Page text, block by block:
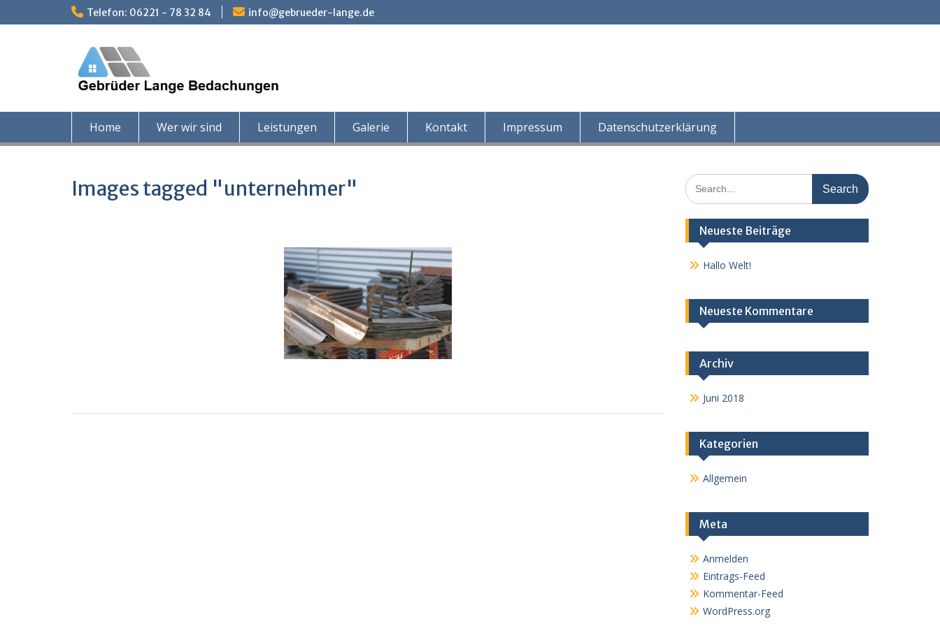
to
Telefon: 06221 - 78 32 84 info@gebrueder-lange.de
Home Wer wir sind Leistungen Galerie Kontakt Impressum Datenschutzerklärung
Images tagged "unternehmer"
Search
for:
Neueste Beiträge
Hallo Welt!
Neueste Kommentare
Archiv
Juni 2018
Kategorien
Allgemein
Meta
Anmelden
Eintrags-Feed
Kommentar-Feed
WordPress.org